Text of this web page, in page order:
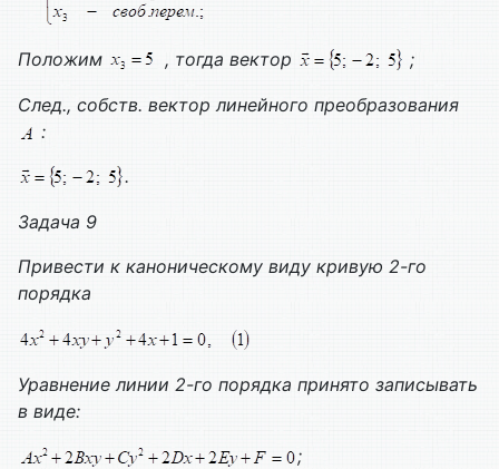
Положим , тогда вектор ;
След., собств. вектор линейного преобразования
:
.
Задача 9
Привести к каноническому виду кривую 2-го
порядка
Уравнение линии 2-го порядка принято записывать
в виде:
;